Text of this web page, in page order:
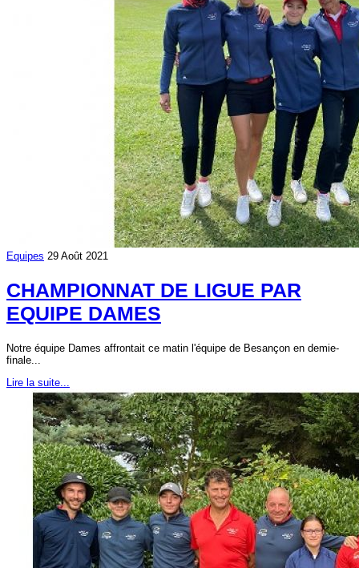
Equipes 29 Août 2021
CHAMPIONNAT DE LIGUE PAR
EQUIPE DAMES
Notre équipe Dames affrontait ce matin l'équipe de Besançon en demie-
finale...
Lire la suite...